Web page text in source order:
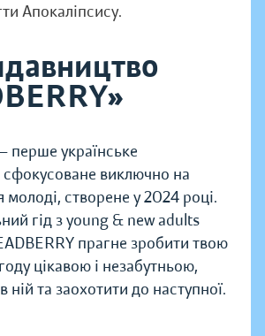
Апокаліпсису.
перше українське
сфокусоване виключно на
молоді, створене у 2024 році.
гід з young & new adults
прагне зробити твою
цікавою і незабутньою,
ній та заохотити до наступної.